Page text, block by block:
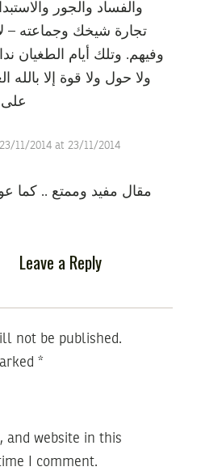
والفساد والجور
تجارة شيخك وجماعته –
وفيهم. وتلك أيام الطغيان
ولا حول ولا قوة إلا بالله
على
11/2014 at 23/11/2014
مقال مفيد وممتع .. كما
Leave a Reply
not be published.
*
and website in this
I comment.